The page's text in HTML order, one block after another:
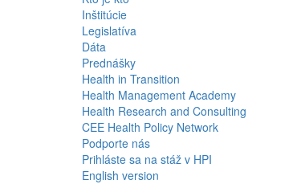
Inštitúcie
Legislatíva
Dáta
Prednášky
Health in Transition
Health Management Academy
Health Research and Consulting
CEE Health Policy Network
Podporte nás
Prihláste sa na stáž v HPI
English version